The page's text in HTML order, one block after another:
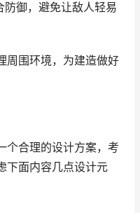
御，避免让敌人轻易
周围环境，为建造做好
个合理的设计方案，考
下面内容几点设计元